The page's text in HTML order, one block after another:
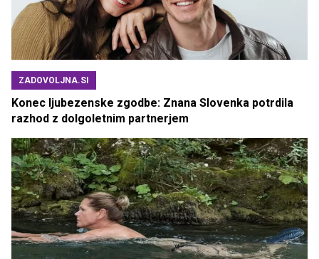
ZADOVOLJNA.SI
Konec ljubezenske zgodbe: Znana Slovenka potrdila
razhod z dolgoletnim partnerjem